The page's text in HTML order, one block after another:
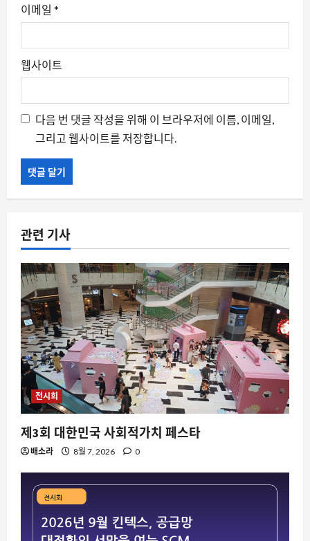
이메일 *
웹사이트
다음 번 댓글 작성을 위해 이 브라우저에 이름, 이메일,
그리고 웹사이트를 저장합니다.
관련 기사
전시회
제3회 대한민국 사회적가치 페스타
배소라 8월 7, 2026 0
2
요즘뜨는소식
KTX 좌석 전쟁, 왜 이제는 ‘명당’을 찾아
다니는 걸까
8월 7, 2026 0
3
스팀
as a wallpaper’가 화제인 이유와 배경
요즘뜨는소식